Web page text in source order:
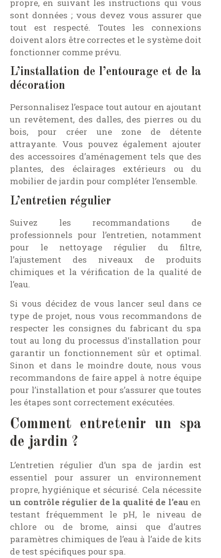
propre, en suivant les instructions qui vous
sont données ; vous devez vous assurer que
tout est respecté. Toutes les connexions
doivent alors être correctes et le système doit
fonctionner comme prévu.
L’installation de l’entourage et de la
décoration
Personnalisez l’espace tout autour en ajoutant
un revêtement, des dalles, des pierres ou du
bois, pour créer une zone de détente
attrayante. Vous pouvez également ajouter
des accessoires d’aménagement tels que des
plantes, des éclairages extérieurs ou du
mobilier de jardin pour compléter l’ensemble.
L’entretien régulier
Suivez les recommandations de
professionnels pour l’entretien, notamment
pour le nettoyage régulier du filtre,
l’ajustement des niveaux de produits
chimiques et la vérification de la qualité de
l’eau.
Si vous décidez de vous lancer seul dans ce
type de projet, nous vous recommandons de
respecter les consignes du fabricant du spa
tout au long du processus d’installation pour
garantir un fonctionnement sûr et optimal.
Sinon et dans le moindre doute, nous vous
recommandons de faire appel à notre équipe
pour l’installation et pour s’assurer que toutes
les étapes sont correctement exécutées.
Comment entretenir un spa
de jardin ?
L’entretien régulier d’un spa de jardin est
essentiel pour assurer un environnement
propre, hygiénique et sécurisé. Cela nécessite
un contrôle régulier de la qualité de l’eau en
testant fréquemment le pH, le niveau de
chlore ou de brome, ainsi que d’autres
paramètres chimiques de l’eau à l’aide de kits
de test spécifiques pour spa.